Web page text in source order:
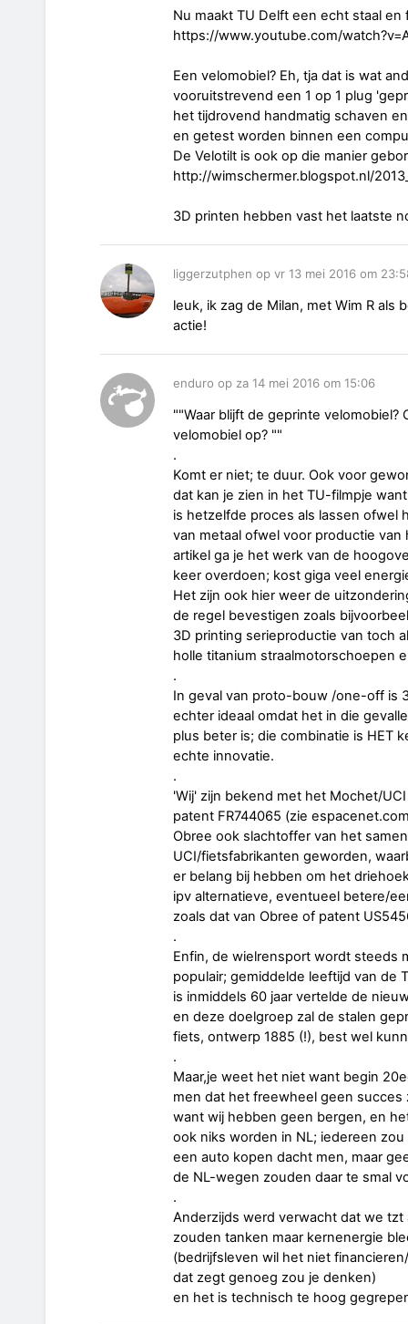
Nu maakt TU Delft een echt staal en
https://www.youtube.com/
Een velomobiel? Eh, tja dat is wat
vooruitstrevend een 1 op 1 plug
het tijdrovend handmatig schaven
en getest worden binnen een
De Velotilt is ook op die manier
http://wimschermer.blogspot.nl/
3D printen hebben vast het laatste
liggerzutphen op vr 13 mei 2016 om
leuk, ik zag de Milan, met Wim R als
actie!
enduro op za 14 mei 2016 om 15:06
""Waar blijft de geprinte
velomobiel op? ""
.
Komt er niet; te duur. Ook voor
dat kan je zien in het TU-filmpje
is hetzelfde proces als lassen ofwel
van metaal ofwel voor productie van
artikel ga je het werk van de
keer overdoen; kost giga veel
Het zijn ook hier weer de
de regel bevestigen zoals
3D printing serieproductie van toch
holle titanium straalmotorschoepen
.
In geval van proto-bouw /one-off is
echter ideaal omdat het in die
plus beter is; die combinatie is HET
echte innovatie.
.
'Wij' zijn bekend met het Mochet/
patent FR744065 (zie
Obree ook slachtoffer van het
UCI/fietsfabrikanten geworden,
er belang bij hebben om het
ipv alternatieve, eventueel betere/
zoals dat van Obree of patent
.
Enfin, de wielrensport wordt steeds
populair; gemiddelde leeftijd van de
is inmiddels 60 jaar vertelde de
en deze doelgroep zal de stalen
fiets, ontwerp 1885 (!), best wel
.
Maar,je weet het niet want begin
men dat het freewheel geen succes
want wij hebben geen bergen, en
ook niks worden in NL; iedereen
een auto kopen dacht men, maar
de NL-wegen zouden daar te smal
.
Anderzijds werd verwacht dat we tzt
zouden tanken maar kernenergie
(bedrijfsleven wil het niet
dat zegt genoeg zou je denken)
en het is technisch te hoog